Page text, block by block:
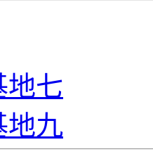
地七
地九